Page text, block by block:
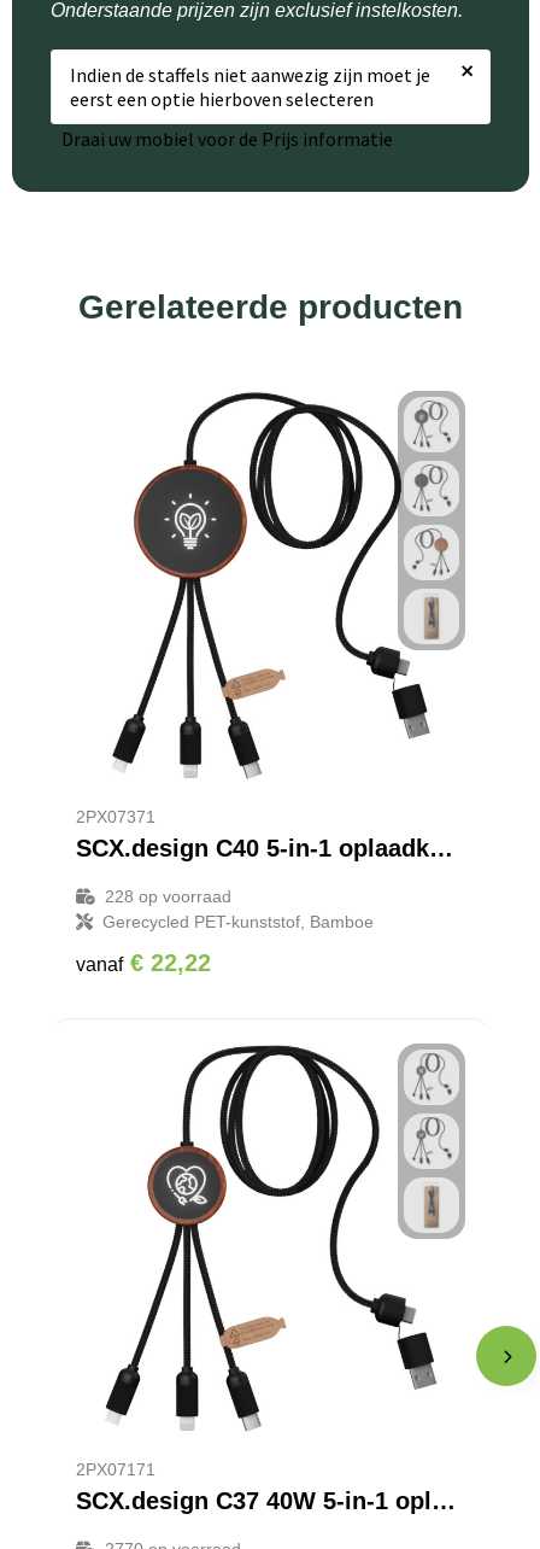
Onderstaande prijzen zijn exclusief instelkosten.
Indien de staffels niet aanwezig zijn moet je
eerst een optie hierboven selecteren
×
Draai uw mobiel voor de Prijs informatie
Gerelateerde producten
2PX07371
SCX.design C40 5-in-1 oplaadkabel van RPET met oplichtend logo en 10 W oplaadstation
228 op voorraad
Gerecycled PET-kunststof, Bamboe
vanaf € 22,22
2PX07171
SCX.design C37 40W 5-in-1 oplaadkabel van RPET met oplichtend logo en ronde houten behuizing